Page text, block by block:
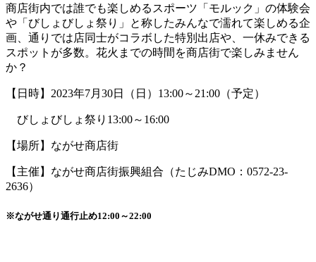
商店街内では誰でも楽しめるスポーツ「モルック」の体験会
や「びしょびしょ祭り」と称したみんなで濡れて楽しめる企
画、通りでは店同士がコラボした特別出店や、一休みできる
スポットが多数。花火までの時間を商店街で楽しみません
か？
【日時】2023年7月30日（日）13:00～21:00（予定）
びしょびしょ祭り13:00～16:00
【場所】ながせ商店街
【主催】ながせ商店街振興組合（たじみDMO：0572-23-
2636）
※ながせ通り通行止め12:00～22:00